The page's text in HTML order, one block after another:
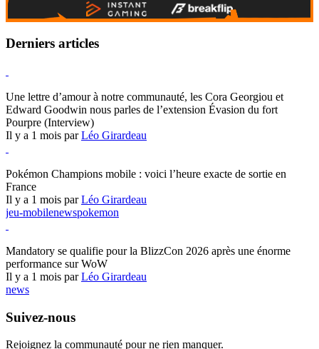
Derniers articles
Une lettre d’amour à notre communauté, les Cora Georgiou et
Edward Goodwin nous parles de l’extension Évasion du fort
Pourpre (Interview)
Il y a 1 mois parLéo Girardeau
Pokémon Champions mobile : voici l’heure exacte de sortie en
France
Il y a 1 mois parLéo Girardeau
jeu-mobilenewspokemon
Mandatory se qualifie pour la BlizzCon 2026 après une énorme
performance sur WoW
Il y a 1 mois parLéo Girardeau
news
Suivez-nous
Rejoignez la communauté pour ne rien manquer.